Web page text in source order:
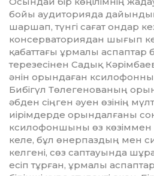
бойы аудиторияда
шаршап, түнгі сағат ондар
консерваториядан шығып
қабаттағы ұрмалы аспаптар
терезесінен Садық
әнін орын­даған
Бибігүл Төлегенованың
әбден сіңген әуен өзінің
иірімдерде орындалғаны
ксилофоншыны өз көзіммен
келе, бұл өнерпаздың мен
келгені, сөз саптауында
есіп тұрған, ұрмалы